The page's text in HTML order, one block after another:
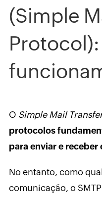
(Simple
O Simple Mail
protocolos
para enviar e
No entanto, como
comunicação, o